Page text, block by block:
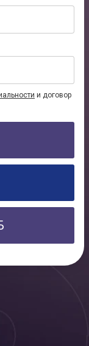
и договор